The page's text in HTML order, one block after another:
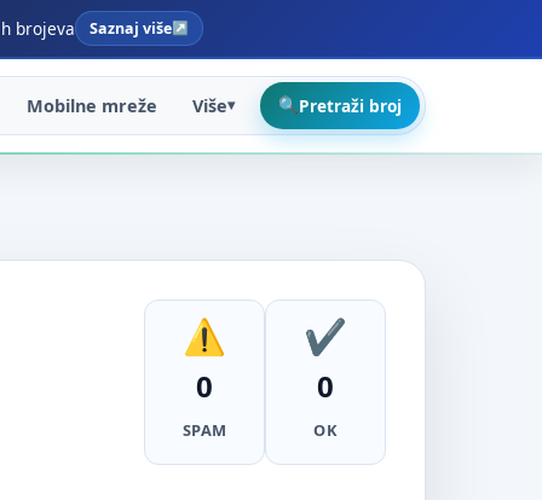
brojeva Saznaj više
Mobilne mreže Više Pretraži broj
0
SPAM
0
OK